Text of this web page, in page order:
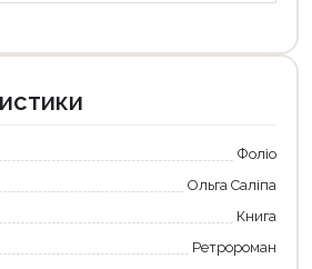
Фоліо
Ольга Саліпа
Книга
Ретророман